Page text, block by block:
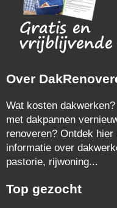
Over
Wat kosten
met dakpannen
renoveren? Ontdek
informatie over
pastorie, rijwoning...
Top gezocht